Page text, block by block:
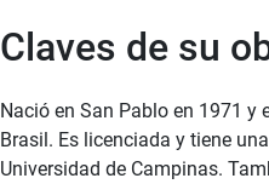
Claves de su
Nació en San Pablo en 1971 y
Brasil. Es licenciada y tiene
Universidad de Campinas.